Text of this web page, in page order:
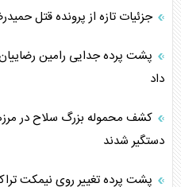
جزئیات تازه از پرونده قتل حمیدرضا رجب‌زاده؛
پشت پرده جدایی رامین
داد
دستگیر شدند
پشت پرده تغییر روی نیمکت